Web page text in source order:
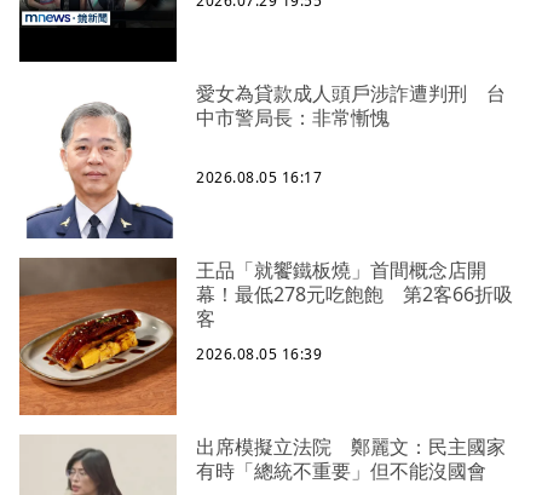
愛女為貸款成人頭戶涉詐遭判刑 台
中市警局長：非常慚愧
2026.08.05 16:17
王品「就饗鐵板燒」首間概念店開
幕！最低278元吃飽飽 第2客66折吸
客
2026.08.05 16:39
出席模擬立法院 鄭麗文：民主國家
有時「總統不重要」但不能沒國會